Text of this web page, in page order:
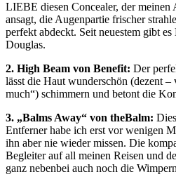
LIEBE diesen Concealer, der
ansagt, die Augenpartie frischer
perfekt abdeckt. Seit neuestem gibt
Douglas.
2. High Beam von Benefit: Der
lässt die Haut wunderschön (dezent
much“) schimmern und betont die
3. „Balms Away“ von theBalm:
Entferner habe ich erst vor wenigen
ihn aber nie wieder missen. Die
Begleiter auf all meinen Reisen und
ganz nebenbei auch noch die